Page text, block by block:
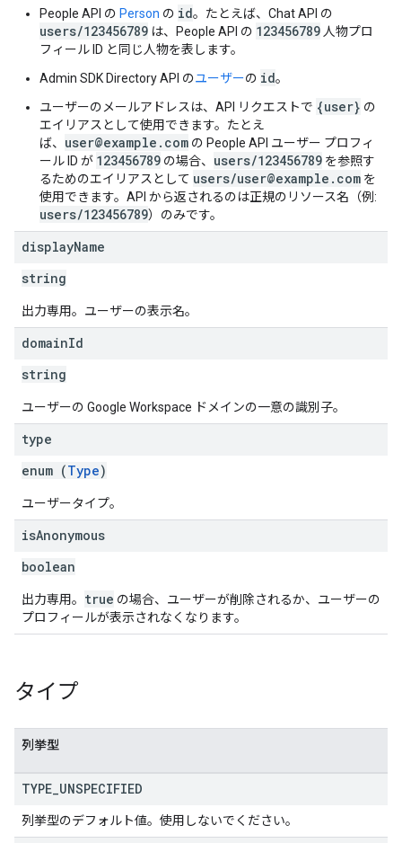
People API の Person の id。たとえば、Chat API の
users/123456789 は、People API の 123456789 人物プロ
フィール ID と同じ人物を表します。
Admin SDK Directory API のユーザーの id。
ユーザーのメールアドレスは、API リクエストで {user} の
エイリアスとして使用できます。たとえ
ば、 user@example.com の People API ユーザー プロフィ
ール ID が 123456789 の場合、 users/123456789 を参照す
るためのエイリアスとして users/user@example.com を
使用できます。API から返されるのは正規のリソース名（例:
users/123456789）のみです。
displayName
string
出力専用。ユーザーの表示名。
domainId
string
ユーザーの Google Workspace ドメインの一意の識別子。
type
enum (Type)
ユーザータイプ。
isAnonymous
boolean
出力専用。 true の場合、ユーザーが削除されるか、ユーザーの
プロフィールが表示されなくなります。
タイプ
列挙型
TYPE UNSPECIFIED
列挙型のデフォルト値。使用しないでください。